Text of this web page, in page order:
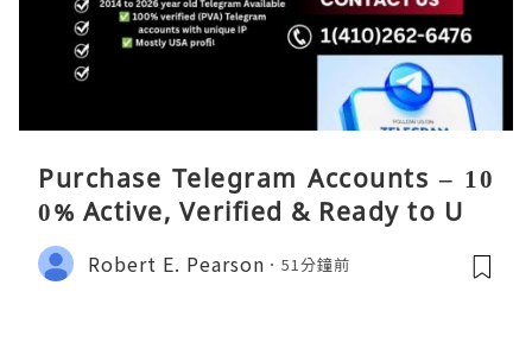
Purchase Telegram Accounts – 10
0% Active, Verified & Ready to Use
Robert E. Pearson 51分鐘前